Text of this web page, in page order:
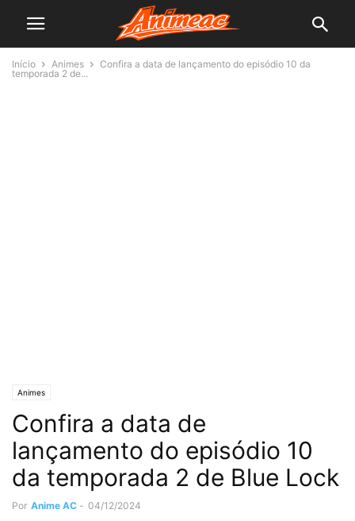
Início Animes
Confira a data de lançamento do episódio 10 da
temporada 2 de...
Animes
Confira a data de
lançamento do episódio 10
da temporada 2 de Blue Lock
Por Anime AC - 04/12/2024